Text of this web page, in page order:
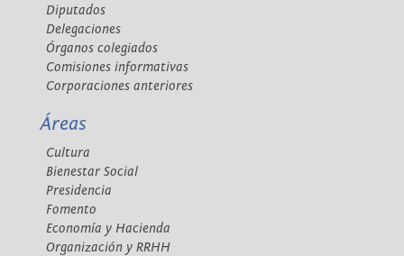
Diputados
Delegaciones
Órganos colegiados
Comisiones informativas
Corporaciones anteriores
Áreas
Cultura
Bienestar Social
Presidencia
Fomento
Economía y Hacienda
Organización y RRHH